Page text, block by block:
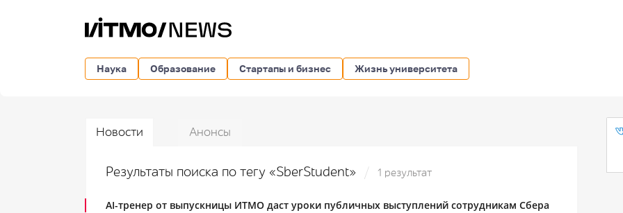
Наука Образование Стартапы и бизнес Жизнь университета
Новости Анонсы
Результаты поиска по тегу «SberStudent» 1 результат
AI-тренер от выпускницы ИТМО даст уроки публичных выступлений сотрудникам Сбера